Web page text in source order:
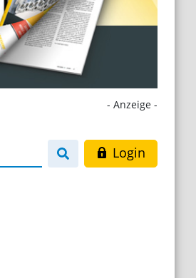
- Anzeige -
Login